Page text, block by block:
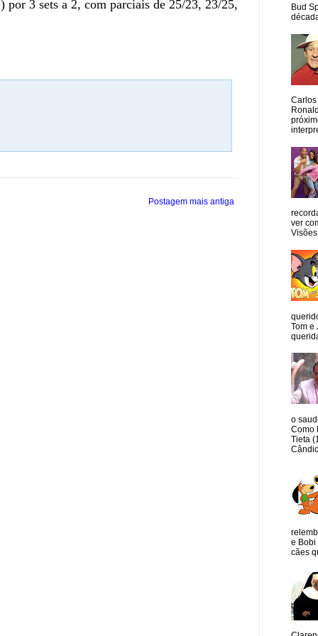
3 sets a 2, com parciais de 25/23, 23/25,
Postagem mais antiga
Bud
Carlos
ver
Tom e
o
Como
Tieta
e Bobi
cães